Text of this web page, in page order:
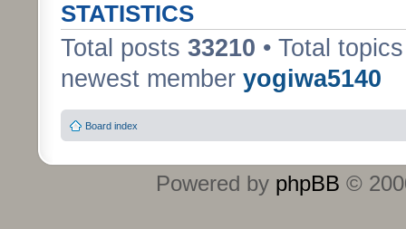
STATISTICS
Total posts 33210 • Total
newest member yogiwa5140
Board index
Powered by phpBB ©